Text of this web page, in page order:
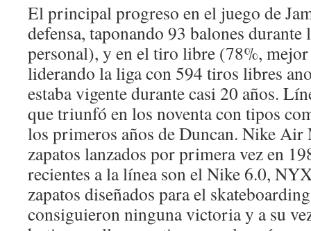
El principal progreso en el juego de
defensa, taponando 93 balones
personal), y en el tiro libre (78%,
liderando la liga con 594 tiros libres
estaba vigente durante casi 20 años.
que triunfó en los noventa con tipos
los primeros años de Duncan. Nike Air
zapatos lanzados por primera vez en
recientes a la línea son el Nike 6.0,
zapatos diseñados para el
consiguieron ninguna victoria y a su